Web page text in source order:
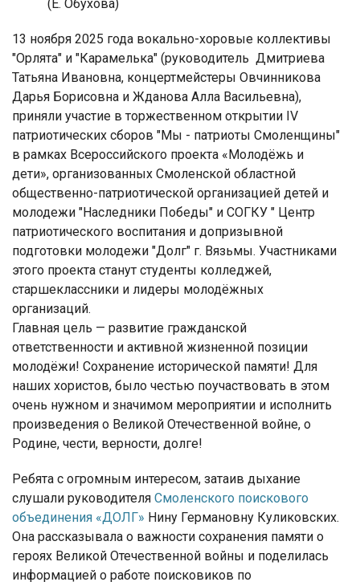
(Е. Обухова)
13 ноября 2025 года вокально-хоровые коллективы
"Орлята" и "Карамелька" (руководитель Дмитриева
Татьяна Ивановна, концертмейстеры Овчинникова
Дарья Борисовна и Жданова Алла Васильевна),
приняли участие в торжественном открытии IV
патриотических сборов "Мы - патриоты Смоленщины"
в рамках Всероссийского проекта «Молодёжь и
дети», организованных Смоленской областной
общественно-патриотической организацией детей и
молодежи "Наследники Победы" и СОГКУ " Центр
патриотического воспитания и допризывной
подготовки молодежи "Долг" г. Вязьмы. Участниками
этого проекта станут студенты колледжей,
старшеклассники и лидеры молодёжных
организаций.
Главная цель — развитие гражданской
ответственности и активной жизненной позиции
молодёжи! Сохранение исторической памяти! Для
наших хористов, было честью поучаствовать в этом
очень нужном и значимом мероприятии и исполнить
произведения о Великой Отечественной войне, о
Родине, чести, верности, долге!
Ребята с огромным интересом, затаив дыхание
слушали руководителя Смоленского поискового
объединения «ДОЛГ» Нину Германовну Куликовских.
Она рассказывала о важности сохранения памяти о
героях Великой Отечественной войны и поделилась
информацией о работе поисковиков по